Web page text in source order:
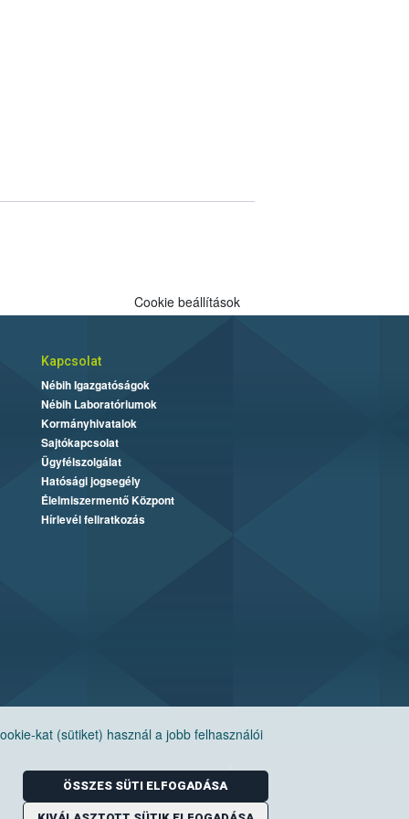
kat (sütiket) használ a jobb felhasználói
ÖSSZES SÜTI ELFOGADÁSA
Cookie beállítások
Kapcsolat
Nébih Igazgatóságok
Nébih Laboratóriumok
Kormányhivatalok
Sajtókapcsolat
Ügyfélszolgálat
Hatósági jogsegély
Élelmiszermentő Központ
Hírlevél feliratkozás